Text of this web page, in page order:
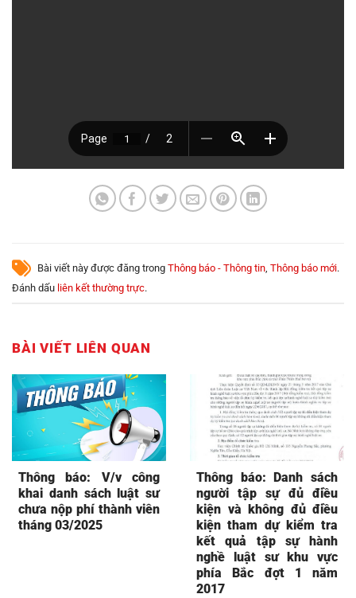
Bài viết này được đăng trong Thông báo - Thông tin Thông báo mới.
Đánh dấu liên kết thường trực.
BÀI VIẾT LIÊN QUAN
Thông báo: V/v công
khai danh sách luật sư
chưa nộp phí thành viên
tháng 03/2025
Thông báo: Danh sách
người tập sự đủ điều
kiện và không đủ điều
kiện tham dự kiểm tra
kết quả tập sự hành
nghề luật sư khu vực
phía Bắc đợt 1 năm
2017